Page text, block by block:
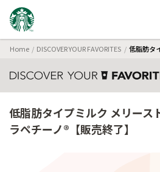
Home DISCOVER YOUR FAVORITES 低脂肪タ
低脂肪タイプミルク メリース
ラペチーノ®【販売終了】